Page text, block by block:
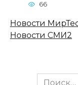
66
Новости
Новости СМИ2
Search